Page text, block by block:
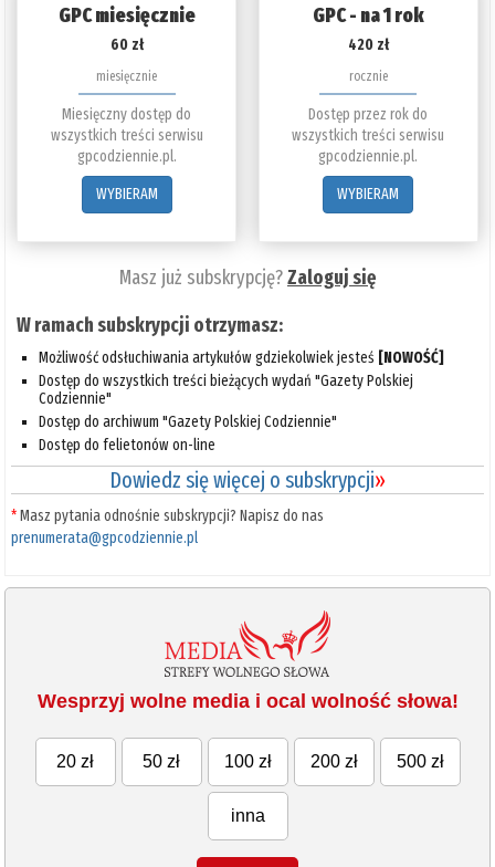
GPC miesięcznie
60 zł
miesięcznie
Miesięczny dostęp do
wszystkich treści serwisu
gpcodziennie.pl.
WYBIERAM
GPC - na 1 rok
420 zł
rocznie
Dostęp przez rok do
wszystkich treści serwisu
gpcodziennie.pl.
WYBIERAM
Masz już subskrypcję?Zaloguj się
W ramach subskrypcji otrzymasz:
Możliwość odsłuchiwania artykułów gdziekolwiek jesteś [NOWOŚĆ]
Dostęp do wszystkich treści bieżących wydań "Gazety Polskiej
Codziennie"
Dostęp do archiwum "Gazety Polskiej Codziennie"
Dostęp do felietonów on-line
Dowiedz się więcej o subskrypcji»
*Masz pytania odnośnie subskrypcji? Napisz do nas
prenumerata@gpcodziennie.pl
Wesprzyj wolne media i ocal wolność słowa!
20 zł 50 zł 100 zł 200 zł 500 zł
inna